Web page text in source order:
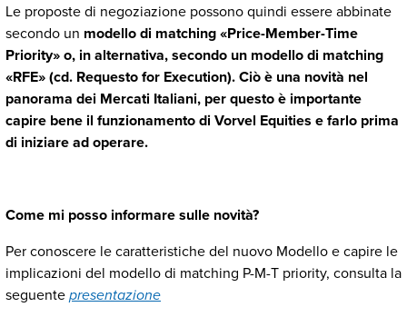
Le proposte di negoziazione possono quindi essere abbinate
secondo un modello di matching «Price-Member-Time
Priority» o, in alternativa, secondo un modello di matching
«RFE» (cd. Requesto for Execution). Ciò è una novità nel
panorama dei Mercati Italiani, per questo è importante
capire bene il funzionamento di Vorvel Equities e farlo prima
di iniziare ad operare.
Come mi posso informare sulle novità?
Per conoscere le caratteristiche del nuovo Modello e capire le
implicazioni del modello di matching P-M-T priority, consulta la
seguentepresentazione